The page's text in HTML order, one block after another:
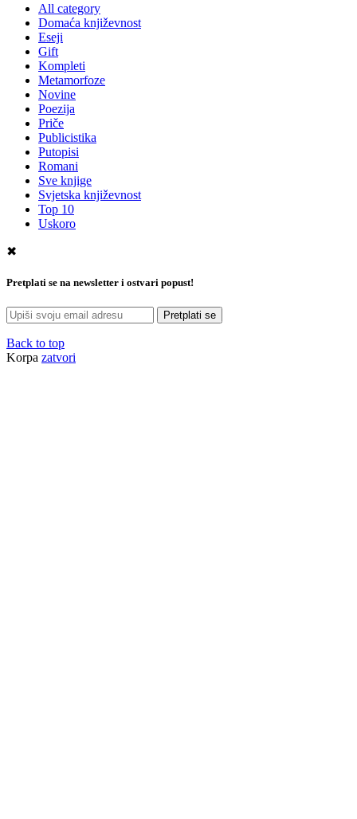
All category
Domaća književnost
Eseji
Gift
Kompleti
Metamorfoze
Novine
Poezija
Priče
Publicistika
Putopisi
Romani
Sve knjige
Svjetska književnost
Top 10
Uskoro
✖
Pretplati se na newsletter i ostvari popust!
Pretplati se
Back to top
Korpa zatvori